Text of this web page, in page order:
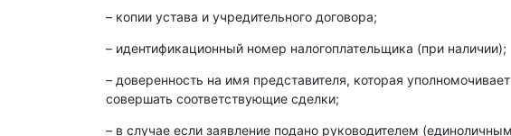
– копии устава и учредительного договора;
– идентификационный номер налогоплательщика (при наличии);
– доверенность на имя представителя, которая
совершать соответствующие сделки;
– в случае если заявление подано руководителем